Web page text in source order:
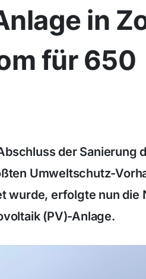
in
für 650
der Sanierung
Umweltschutz-
wurde, erfolgte nun die
(PV)-Anlage.